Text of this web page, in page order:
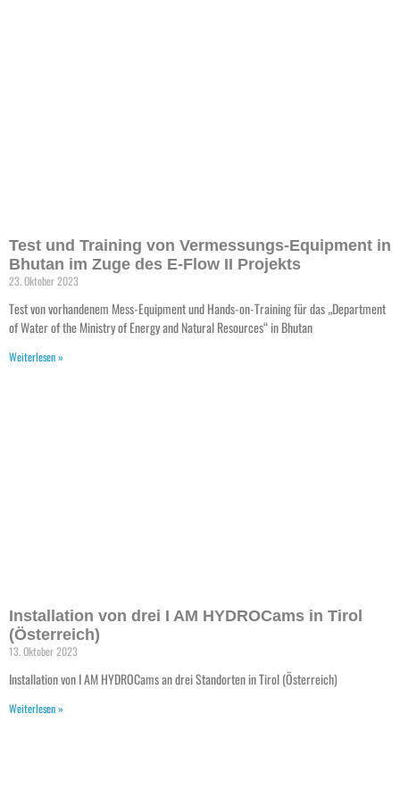
Test und Training von Vermessungs-Equipment in
Bhutan im Zuge des E-Flow II Projekts
23. Oktober 2023
Test von vorhandenem Mess-Equipment und Hands-on-Training für das „Department
of Water of the Ministry of Energy and Natural Resources“ in Bhutan
Weiterlesen »
Installation von drei I AM HYDROCams in Tirol
(Österreich)
13. Oktober 2023
Installation von I AM HYDROCams an drei Standorten in Tirol (Österreich)
Weiterlesen »